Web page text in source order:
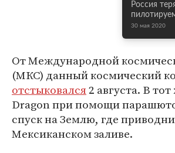
Россия
30 мая 2020
От Международной
(МКС) данный космический
отстыковался2 августа. В
Dragon при помощи
спуск на Землю, где
Мексиканском заливе.